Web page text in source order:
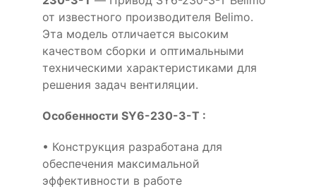
от известного производителя Belimo.
Эта модель отличается высоким
качеством сборки и оптимальными
техническими характеристиками для
решения задач вентиляции.
Особенности SY6-230-3-T :
• Конструкция разработана для
обеспечения максимальной
эффективности в работе